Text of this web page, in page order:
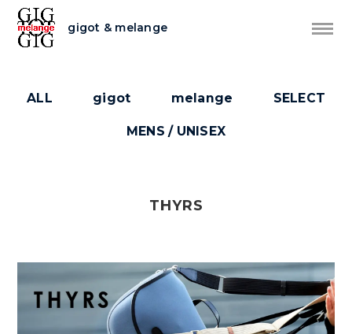
gigot & melange
ALL gigot melange SELECT
MENS / UNISEX
THYRS